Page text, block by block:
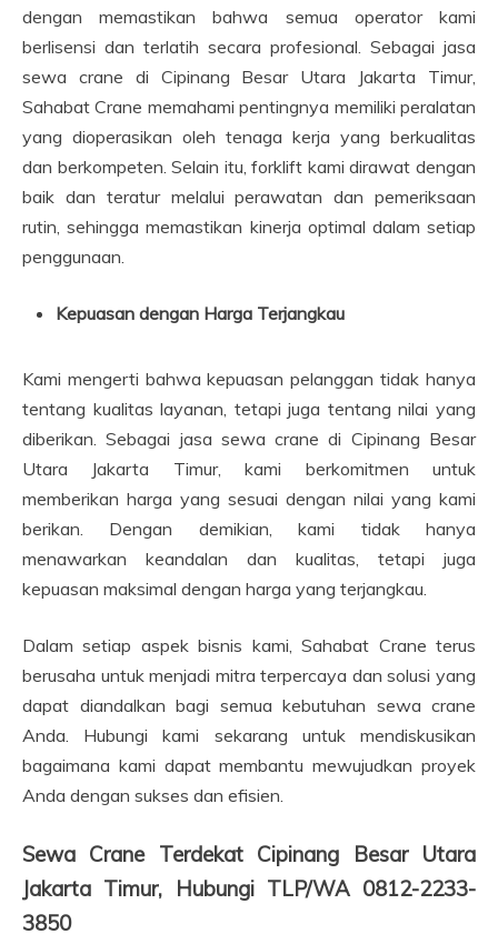
dengan memastikan bahwa semua operator kami
berlisensi dan terlatih secara profesional. Sebagai jasa
sewa crane di Cipinang Besar Utara Jakarta Timur,
Sahabat Crane memahami pentingnya memiliki peralatan
yang dioperasikan oleh tenaga kerja yang berkualitas
dan berkompeten. Selain itu, forklift kami dirawat dengan
baik dan teratur melalui perawatan dan pemeriksaan
rutin, sehingga memastikan kinerja optimal dalam setiap
penggunaan.
Kepuasan dengan Harga Terjangkau
Kami mengerti bahwa kepuasan pelanggan tidak hanya
tentang kualitas layanan, tetapi juga tentang nilai yang
diberikan. Sebagai jasa sewa crane di Cipinang Besar
Utara Jakarta Timur, kami berkomitmen untuk
memberikan harga yang sesuai dengan nilai yang kami
berikan. Dengan demikian, kami tidak hanya
menawarkan keandalan dan kualitas, tetapi juga
kepuasan maksimal dengan harga yang terjangkau.
Dalam setiap aspek bisnis kami, Sahabat Crane terus
berusaha untuk menjadi mitra terpercaya dan solusi yang
dapat diandalkan bagi semua kebutuhan sewa crane
Anda. Hubungi kami sekarang untuk mendiskusikan
bagaimana kami dapat membantu mewujudkan proyek
Anda dengan sukses dan efisien.
Sewa Crane Terdekat Cipinang Besar Utara
Jakarta Timur, Hubungi TLP/WA 0812-2233-
3850